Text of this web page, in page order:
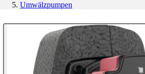
Umwälzpumpen